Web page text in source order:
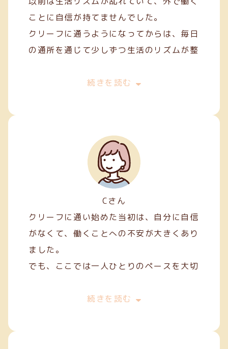
ことに自信が持てませんでした。
クリーフに通うようになってからは、毎日
の通所を通じて少しずつ生活のリズムが整
続きを読む
Cさん
クリーフに通い始めた当初は、自分に自信
がなくて、働くことへの不安が大きくあり
ました。
でも、ここでは一人ひとりのペースを大切
めることができました。
続きを読む